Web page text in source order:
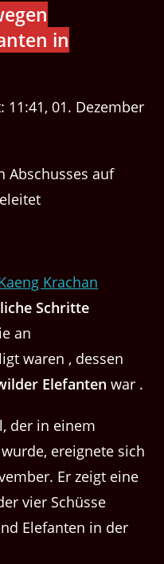
in
01. Dezember
Krachan
Schritte
an
waren , dessen
Elefanten war .
der in einem
ereignete sich
Er zeigt eine
vier Schüsse
Elefanten in der